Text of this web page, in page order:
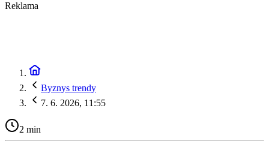
Reklama
Byznys trendy
7. 6. 2026, 11:55
2 min